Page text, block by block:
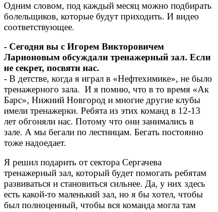
Одним словом, под каждый месяц можно подбирать
болельщиков, которые будут приходить. И видео
соответствующее.
- Сегодня вы с Игорем Викторовичем
Ларионовым обсуждали тренажерный зал. Если
не секрет, посвяти нас.
- В детстве, когда я играл в «Нефтехимике», не было
тренажерного зала. И я помню, что в то время «Ак
Барс», Нижний Новгород и многие другие клубы
имели тренажерки. Ребята из этих команд в 12-13
лет обгоняли нас. Потому что они занимались в
зале. А мы бегали по лестницам. Бегать постоянно
тоже надоедает.
Я решил подарить от сектора Сергачева
тренажерный зал, который будет помогать ребятам
развиваться и становиться сильнее. Да, у них здесь
есть какой-то маленький зал, но я бы хотел, чтобы
был полноценный, чтобы вся команда могла там